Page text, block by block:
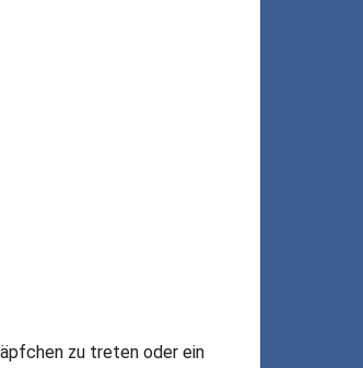
zu treten oder ein